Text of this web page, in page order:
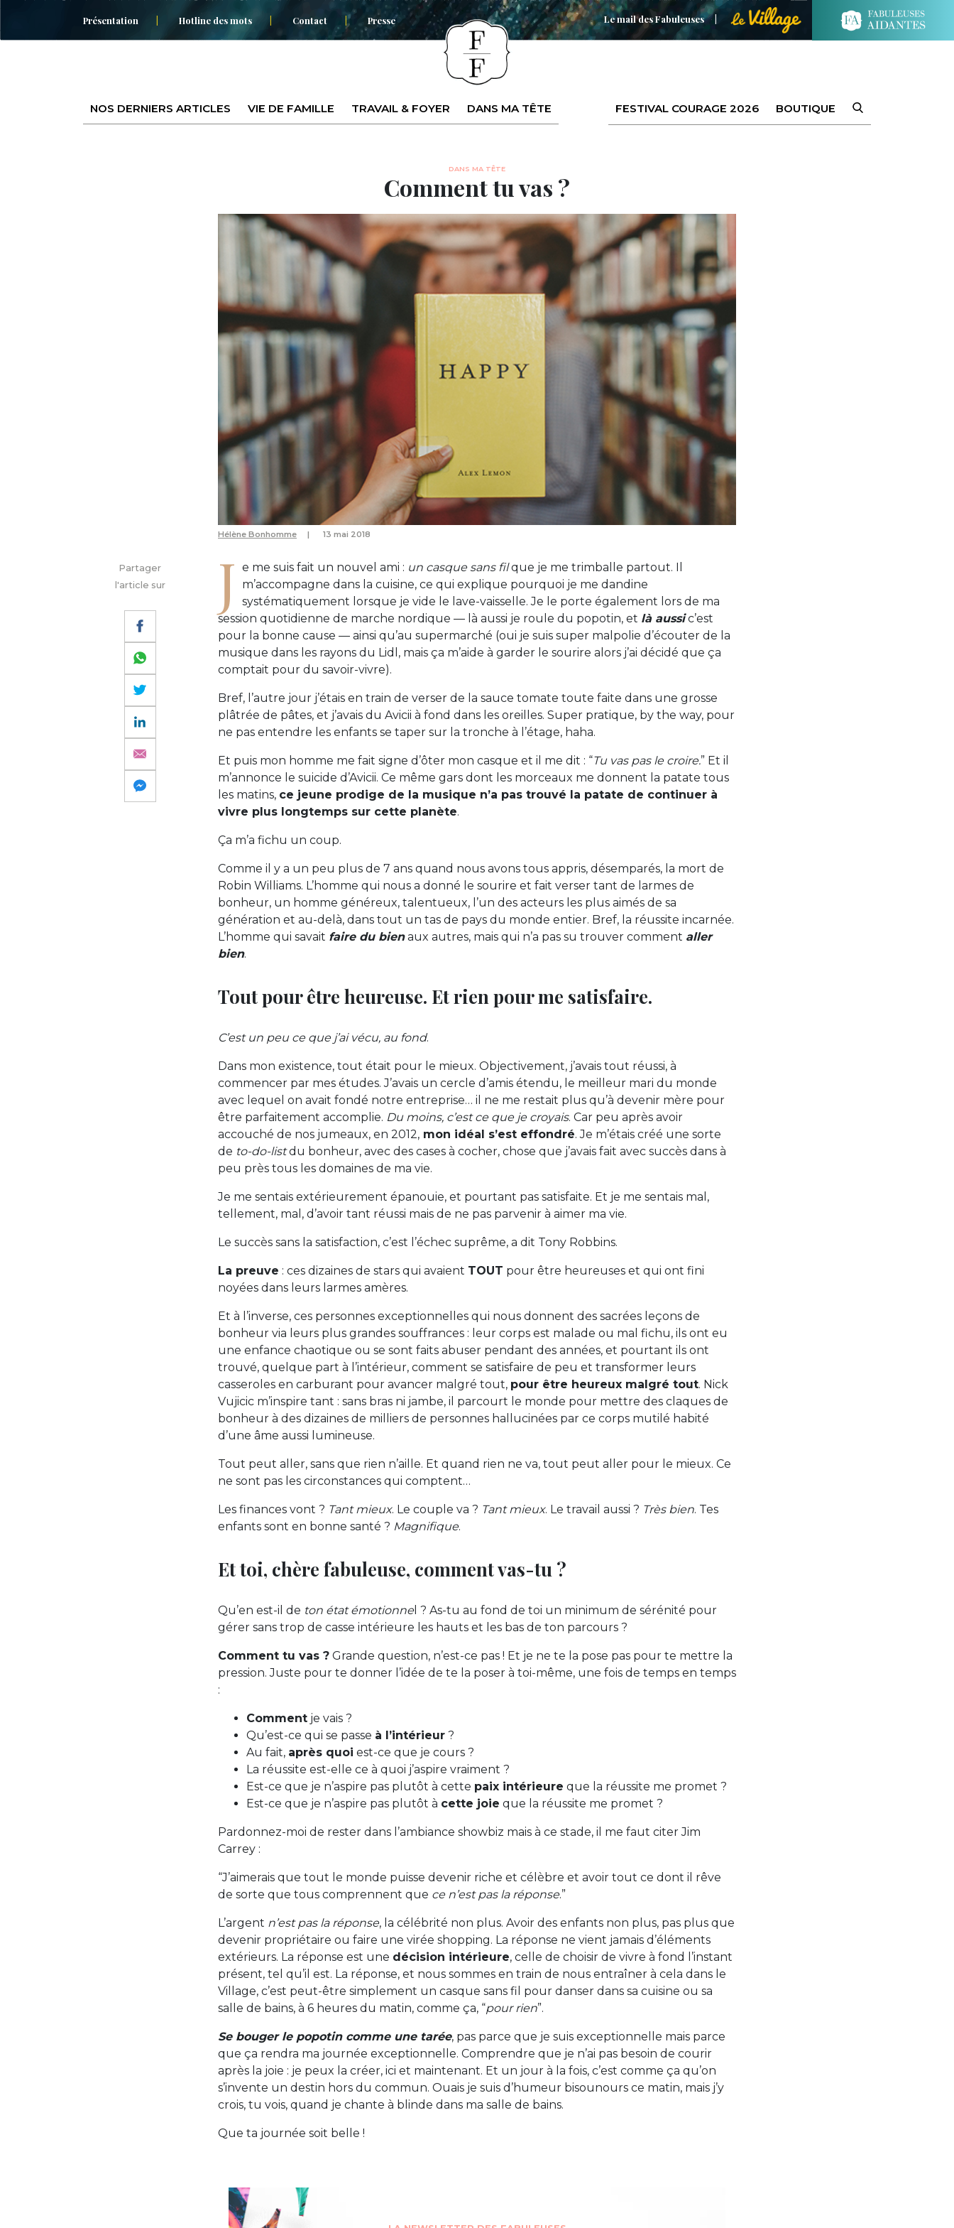
Présentation Hotline des mots Contact Presse Le mail des Fabuleuses
NOS DERNIERS ARTICLES VIE DE FAMILLE TRAVAIL & FOYER DANS MA TÊTE FESTIVAL COURAGE 2026 BOUTIQUE
DANS MA TÊTE
Comment tu vas ?
Hélène Bonhomme 13 mai 2018
Partager
l'article sur
J e me suis fait un nouvel ami : un casque sans filque je me trimballe partout. Il
m’accompagne dans la cuisine, ce qui explique pourquoi je me dandine
systématiquement lorsque je vide le lave-vaisselle. Je le porte également lors de ma
session quotidienne de marche nordique — là aussi je roule du popotin, et là aussic’est
pour la bonne cause — ainsi qu’au supermarché (oui je suis super malpolie d’écouter de la
musique dans les rayons du Lidl, mais ça m’aide à garder le sourire alors j’ai décidé que ça
comptait pour du savoir-vivre).
Bref, l’autre jour j’étais en train de verser de la sauce tomate toute faite dans une grosse
plâtrée de pâtes, et j’avais du Avicii à fond dans les oreilles. Super pratique, by the way, pour
ne pas entendre les enfants se taper sur la tronche à l’étage, haha.
Et puis mon homme me fait signe d’ôter mon casque et il me dit : “Tu vas pas le croire.” Et il
m’annonce le suicide d’Avicii. Ce même gars dont les morceaux me donnent la patate tous
les matins, ce jeune prodige de la musique n’a pas trouvé la patate de continuer à
vivre plus longtemps sur cette planète.
Ça m’a fichu un coup.
Comme il y a un peu plus de 7 ans quand nous avons tous appris, désemparés, la mort de
Robin Williams. L’homme qui nous a donné le sourire et fait verser tant de larmes de
bonheur, un homme généreux, talentueux, l’un des acteurs les plus aimés de sa
génération et au-delà, dans tout un tas de pays du monde entier. Bref, la réussite incarnée.
L’homme qui savait faire du bienaux autres, mais qui n’a pas su trouver comment aller
bien.
Tout pour être heureuse. Et rien pour me satisfaire.
C’est un peu ce que j’ai vécu, au fond.
Dans mon existence, tout était pour le mieux. Objectivement, j’avais tout réussi, à
commencer par mes études. J’avais un cercle d’amis étendu, le meilleur mari du monde
avec lequel on avait fondé notre entreprise… il ne me restait plus qu’à devenir mère pour
être parfaitement accomplie. Du moins, c’est ce que je croyais. Car peu après avoir
accouché de nos jumeaux, en 2012, mon idéal s’est effondré. Je m’étais créé une sorte
de to-do-listdu bonheur, avec des cases à cocher, chose que j’avais fait avec succès dans à
peu près tous les domaines de ma vie.
Je me sentais extérieurement épanouie, et pourtant pas satisfaite. Et je me sentais mal,
tellement, mal, d’avoir tant réussi mais de ne pas parvenir à aimer ma vie.
Le succès sans la satisfaction, c’est l’échec suprême, a dit Tony Robbins.
La preuve : ces dizaines de stars qui avaient TOUT pour être heureuses et qui ont fini
noyées dans leurs larmes amères.
Et à l’inverse, ces personnes exceptionnelles qui nous donnent des sacrées leçons de
bonheur via leurs plus grandes souffrances : leur corps est malade ou mal fichu, ils ont eu
une enfance chaotique ou se sont faits abuser pendant des années, et pourtant ils ont
trouvé, quelque part à l’intérieur, comment se satisfaire de peu et transformer leurs
casseroles en carburant pour avancer malgré tout, pour être heureux malgré tout. Nick
Vujicic m’inspire tant : sans bras ni jambe, il parcourt le monde pour mettre des claques de
bonheur à des dizaines de milliers de personnes hallucinées par ce corps mutilé habité
d’une âme aussi lumineuse.
Tout peut aller, sans que rien n’aille. Et quand rien ne va, tout peut aller pour le mieux. Ce
ne sont pas les circonstances qui comptent…
Les finances vont ? Tant mieux. Le couple va ? Tant mieux. Le travail aussi ? Très bien. Tes
enfants sont en bonne santé ? Magnifique.
Et toi, chère fabuleuse, comment vas-tu ?
Qu’en est-il de ton état émotionnel ? As-tu au fond de toi un minimum de sérénité pour
gérer sans trop de casse intérieure les hauts et les bas de ton parcours ?
Comment tu vas ? Grande question, n’est-ce pas ! Et je ne te la pose pas pour te mettre la
pression. Juste pour te donner l’idée de te la poser à toi-même, une fois de temps en temps
:
Comment je vais ?
Qu’est-ce qui se passe à l’intérieur ?
Au fait, après quoi est-ce que je cours ?
La réussite est-elle ce à quoi j’aspire vraiment ?
Est-ce que je n’aspire pas plutôt à cette paix intérieure que la réussite me promet ?
Est-ce que je n’aspire pas plutôt à cette joie que la réussite me promet ?
Pardonnez-moi de rester dans l’ambiance showbiz mais à ce stade, il me faut citer Jim
Carrey :
“J’aimerais que tout le monde puisse devenir riche et célèbre et avoir tout ce dont il rêve
de sorte que tous comprennent que ce n’est pas la réponse.”
L’argent n’est pas la réponse, la célébrité non plus. Avoir des enfants non plus, pas plus que
devenir propriétaire ou faire une virée shopping. La réponse ne vient jamais d’éléments
extérieurs. La réponse est une décision intérieure, celle de choisir de vivre à fond l’instant
présent, tel qu’il est. La réponse, et nous sommes en train de nous entraîner à cela dans le
Village, c’est peut-être simplement un casque sans fil pour danser dans sa cuisine ou sa
salle de bains, à 6 heures du matin, comme ça, “pour rien”.
Se bouger le popotin comme une tarée, pas parce que je suis exceptionnelle mais parce
que ça rendra ma journée exceptionnelle. Comprendre que je n’ai pas besoin de courir
après la joie : je peux la créer, ici et maintenant. Et un jour à la fois, c’est comme ça qu’on
s’invente un destin hors du commun. Ouais je suis d’humeur bisounours ce matin, mais j’y
crois, tu vois, quand je chante à blinde dans ma salle de bains.
Que ta journée soit belle !